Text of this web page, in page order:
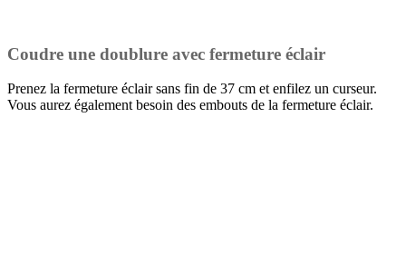
Coudre une doublure avec fermeture éclair
Prenez la fermeture éclair sans fin de 37 cm et enfilez un curseur.
Vous aurez également besoin des embouts de la fermeture éclair.